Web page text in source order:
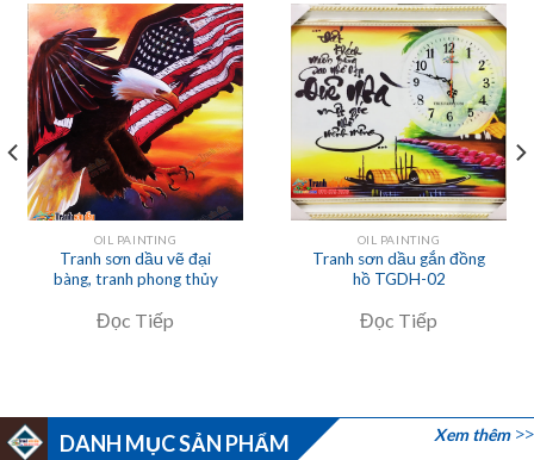
OIL PAINTING
Tranh sơn dầu vẽ đại
bàng, tranh phong thủy
Đọc Tiếp
OIL PAINTING
Tranh sơn dầu gắn đồng
hồ TGDH-02
Đọc Tiếp
DANH MỤC SẢN PHẨM Xem thêm